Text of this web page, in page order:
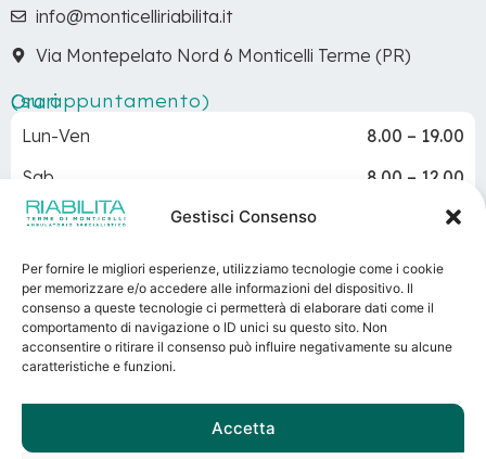
Gestisci Consenso
Per fornire le migliori esperienze, utilizziamo tecnologie come i cookie
per memorizzare e/o accedere alle informazioni del dispositivo. Il
consenso a queste tecnologie ci permetterà di elaborare dati come il
comportamento di navigazione o ID unici su questo sito. Non
acconsentire o ritirare il consenso può influire negativamente su alcune
caratteristiche e funzioni.
Accetta
PRENOTA ORA
info@monticelliriabilita.it
Via Montepelato Nord 6 Monticelli Terme (PR)
Orari
(su appuntamento)
Lun-Ven
Sab
Dom
8.00 – 19.00
8.00 – 12.00
Chiuso
Terme di Monticelli– Via Basse 5 – Monticelli Terme
(Parma)
P.IVA 00160230348 – REA 62545 – Registro imprese di
Direttore Sanitario: Dott. Gianfranco Beltrami